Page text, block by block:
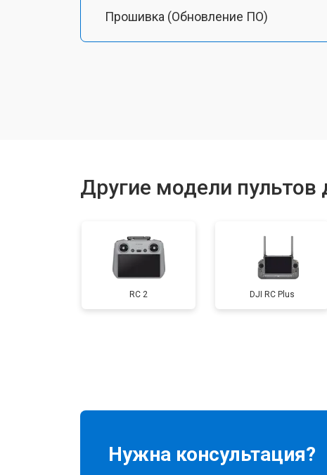
Прошивка (Обновление ПО)
Другие модели пультов
RC 2 DJI RC Plus
Нужна консультация?